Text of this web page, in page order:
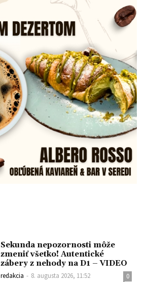
Sekunda nepozornosti môže
zmeniť všetko! Autentické
zábery z nehody na D1 – VIDEO
redakcia - 8. augusta 2026, 11:52 0